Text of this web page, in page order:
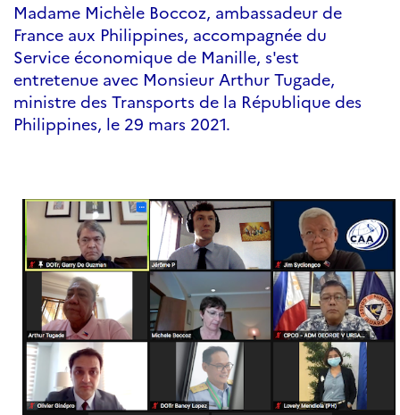
Madame Michèle Boccoz, ambassadeur de
France aux Philippines, accompagnée du
Service économique de Manille, s'est
entretenue avec Monsieur Arthur Tugade,
ministre des Transports de la République des
Philippines, le 29 mars 2021.